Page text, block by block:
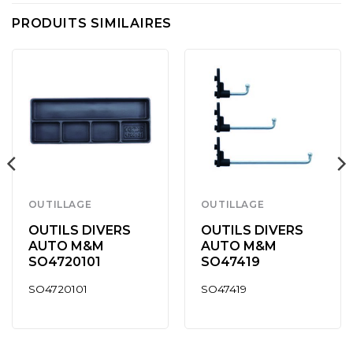
PRODUITS SIMILAIRES
OUTILLAGE
OUTILS DIVERS
AUTO M&M
SO4720101
SO4720101
OUTILLAGE
OUTILS DIVERS
AUTO M&M
SO47419
SO47419